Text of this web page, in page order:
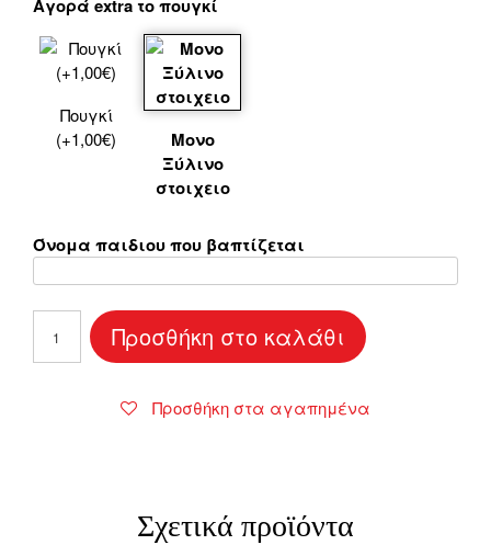
Αγορά extra το πουγκί
Πουγκί
(+1,00€)
Μονο
Ξύλινο
στοιχειο
Όνομα παιδιου που βαπτίζεται
Baby
Girl
Προσθήκη στο καλάθι
Προσθήκη στα αγαπημένα
Σχετικά προϊόντα